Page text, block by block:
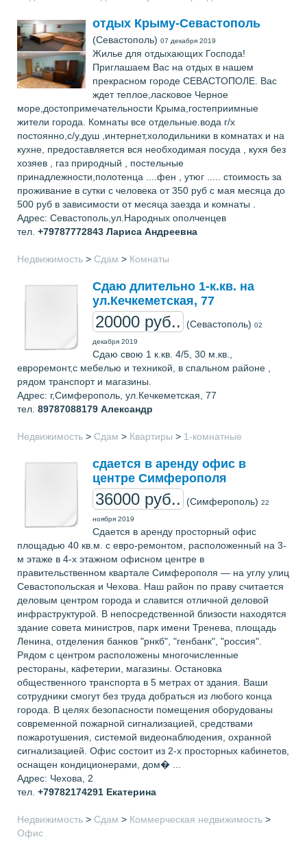
отдых Крыму-Севастополь
(Севастополь) 07 декабря 2019
Жилье для отдыхающих Господа!
Приглашаем Вас на отдых в нашем
прекрасном городе СЕВАСТОПОЛЕ. Вас
ждет теплое,ласковое Черное
море,достопримечательности Крыма,гостеприимные
жители города. Комнаты все отдельные.вода г/х
постоянно,с/у,душ ,интернет,холодильники в комнатах и на
кухне, предоставляется вся необходимая посуда , кухя без
хозяев , газ природный , постельные
принадлежности,полотенца ....фен , утюг ..... стоимость за
проживание в сутки с человека от 350 руб с мая месяца до
500 руб в зависимости от месяца заезда и комнаты .
Адрес: Севастополь,ул.Народных ополченцев
тел. +79787772843 Лариса Андреевна
Недвижимость > Сдам > Комнаты
Сдаю длительно 1-к.кв. на
ул.Кечкеметская, 77
20000 руб.. (Севастополь) 02
декабря 2019
Сдаю свою 1 к.кв. 4/5, 30 м.кв.,
евроремонт,с мебелью и техникой, в спальном районе ,
рядом транспорт и магазины.
Адрес: г,Симферополь, ул.Кечкеметская, 77
тел. 89787088179 Александр
Недвижимость > Сдам > Квартиры > 1-комнатные
сдается в аренду офис в
центре Симферополя
36000 руб.. (Симферополь) 22
ноября 2019
Сдается в аренду просторный офис
площадью 40 кв.м. с евро-ремонтом, расположенный на 3-
м этаже в 4-х этажном офисном центре в
правительственном квартале Симферополя — на углу улиц
Севастопольская и Чехова. Наш район по праву считается
деловым центром города и славится отличной деловой
инфраструктурой. В непосредственной близости находятся
здание совета министров, парк имени Тренева, площадь
Ленина, отделения банков "рнкб", "генбанк", "россия".
Рядом с центром расположены многочисленные
рестораны, кафетерии, магазины. Остановка
общественного транспорта в 5 метрах от здания. Ваши
сотрудники смогут без труда добраться из любого конца
города. В целях безопасности помещения оборудованы
современной пожарной сигнализацией, средствами
пожаротушения, системой видеонаблюдения, охранной
сигнализацией. Офис состоит из 2-х просторных кабинетов,
оснащен кондиционерами, дом� ...
Адрес: Чехова, 2
тел. +79782174291 Екатерина
Недвижимость > Сдам > Коммерческая недвижимость >
Офис